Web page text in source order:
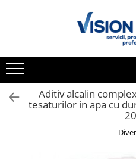
Aspiratoare si masini curatenie
profesionale
Aspiratoare industriale
Aspiratoare injectie - extractie
Aditiv alcalin
tesaturilor in apa cu